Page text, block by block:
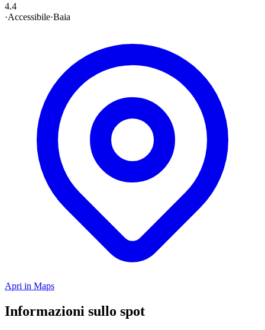
4.4
·Accessibile·Baia
Apri in Maps
Informazioni sullo spot